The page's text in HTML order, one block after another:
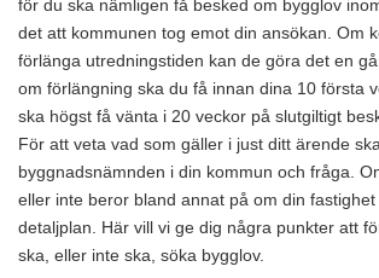
för du ska nämligen få besked om bygglov
det att kommunen tog emot din ansökan. Om
förlänga utredningstiden kan de göra det en
om förlängning ska du få innan dina 10 första
ska högst få vänta i 20 veckor på slutgiltigt
För att veta vad som gäller i just ditt ärende
byggnadsnämnden i din kommun och fråga.
eller inte beror bland annat på om din
detaljplan. Här vill vi ge dig några punkter att
ska, eller inte ska, söka bygglov.